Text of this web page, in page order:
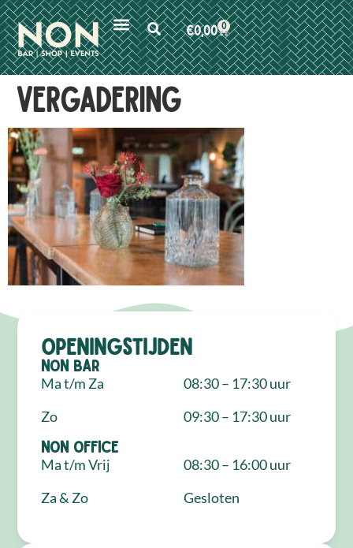
€0,00 0
vergadering
Openingstijden
NON Bar
Ma t/m Za
Zo
08:30 – 17:30 uur
09:30 – 17:30 uur
NON Office
Ma t/m Vrij
Za & Zo
08:30 – 16:00 uur
Gesloten